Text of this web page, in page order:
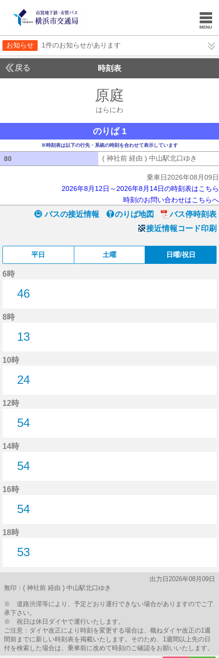
お知らせ 1件のお知らせがあります
戻る 時刻表
原庭
はらにわ
のりば 1
※時刻表は以下の行先・系統の時刻を合わせて表示しています
80 ( 神社前 経由 ) 中山駅北口ゆき
乗車日2026年08月09日
2026年8月12日～2026年8月14日の時刻表はこちら
時刻のお問い合わせはこちらへ
バスの接近情報 のりば地図
バス停時刻表
接近情報コード印刷
平日 土曜 日曜/祝日
6時
46
8時
13
10時
24
12時
54
14時
54
16時
54
18時
53
出力日2026年08月09日
無印：( 神社前 経由 ) 中山駅北口ゆき
※ 道路渋滞等により、予定どおり運行できない場合がありますのでご了
承下さい。
※ 祝日は休日ダイヤで運行いたします。
ご注意：ダイヤ改正により時刻を変更する場合は、概ねダイヤ改正の1週
間前までに新しい時刻表を掲載いたします。そのため、1週間以上先の日
付を検索した場合は、乗車前に改めて時刻のご確認をお願いいたします。